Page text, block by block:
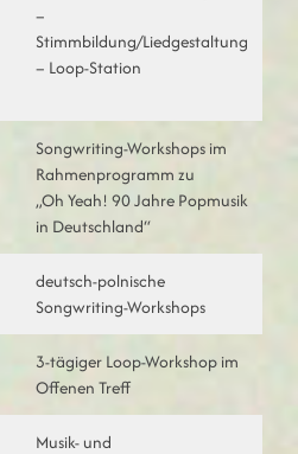
–
Stimmbildung/Liedgestaltung
– Loop-Station
Songwriting-Workshops im
Rahmenprogramm zu
„Oh Yeah! 90 Jahre Popmusik
in Deutschland“
deutsch-polnische
Songwriting-Workshops
3-tägiger Loop-Workshop im
Offenen Treff
Musik- und